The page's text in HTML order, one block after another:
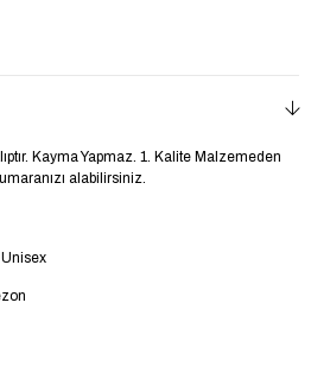
Kayma Yapmaz. 1. Kalite Malzemeden
alabilirsiniz.